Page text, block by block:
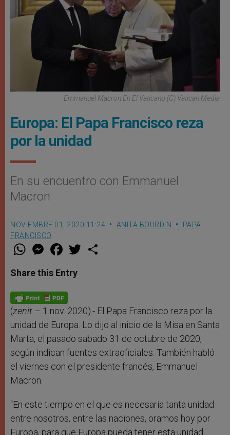
Emmanuel Macron En El Vaticano (C) Vatican Media
Europa: El Papa Francisco reza
por la unidad
En su encuentro con Emmanuel
Macron
NOVIEMBRE 01, 2020 11:24 ANITA BOURDIN
PAPA
FRANCISCO
W
t
s
p
p
M
e
s
e
g
e
F
a
e
b
o
k
w
Share this Entry
(zenit – 1 nov. 2020).- El Papa Francisco reza por la
unidad de Europa. Lo dijo al inicio de la Misa en Santa
Marta, el pasado sabado 31 de octubre de 2020,
según indican fuentes extraoficiales. También habló
el viernes con el presidente francés, Emmanuel
Macron.
“En este tiempo en el que es necesaria tanta unidad
entre nosotros, entre las naciones, oramos hoy por
Europa, para que Europa pueda tener esta unidad,